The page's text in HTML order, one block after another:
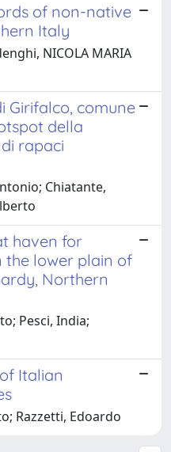
of non-native
Italy
NICOLA MARIA
Girifalco, comune
della
rapaci
Chiatante,
haven for
the lower plain of
Northern
Pesci, India;
Italian
Razzetti, Edoardo